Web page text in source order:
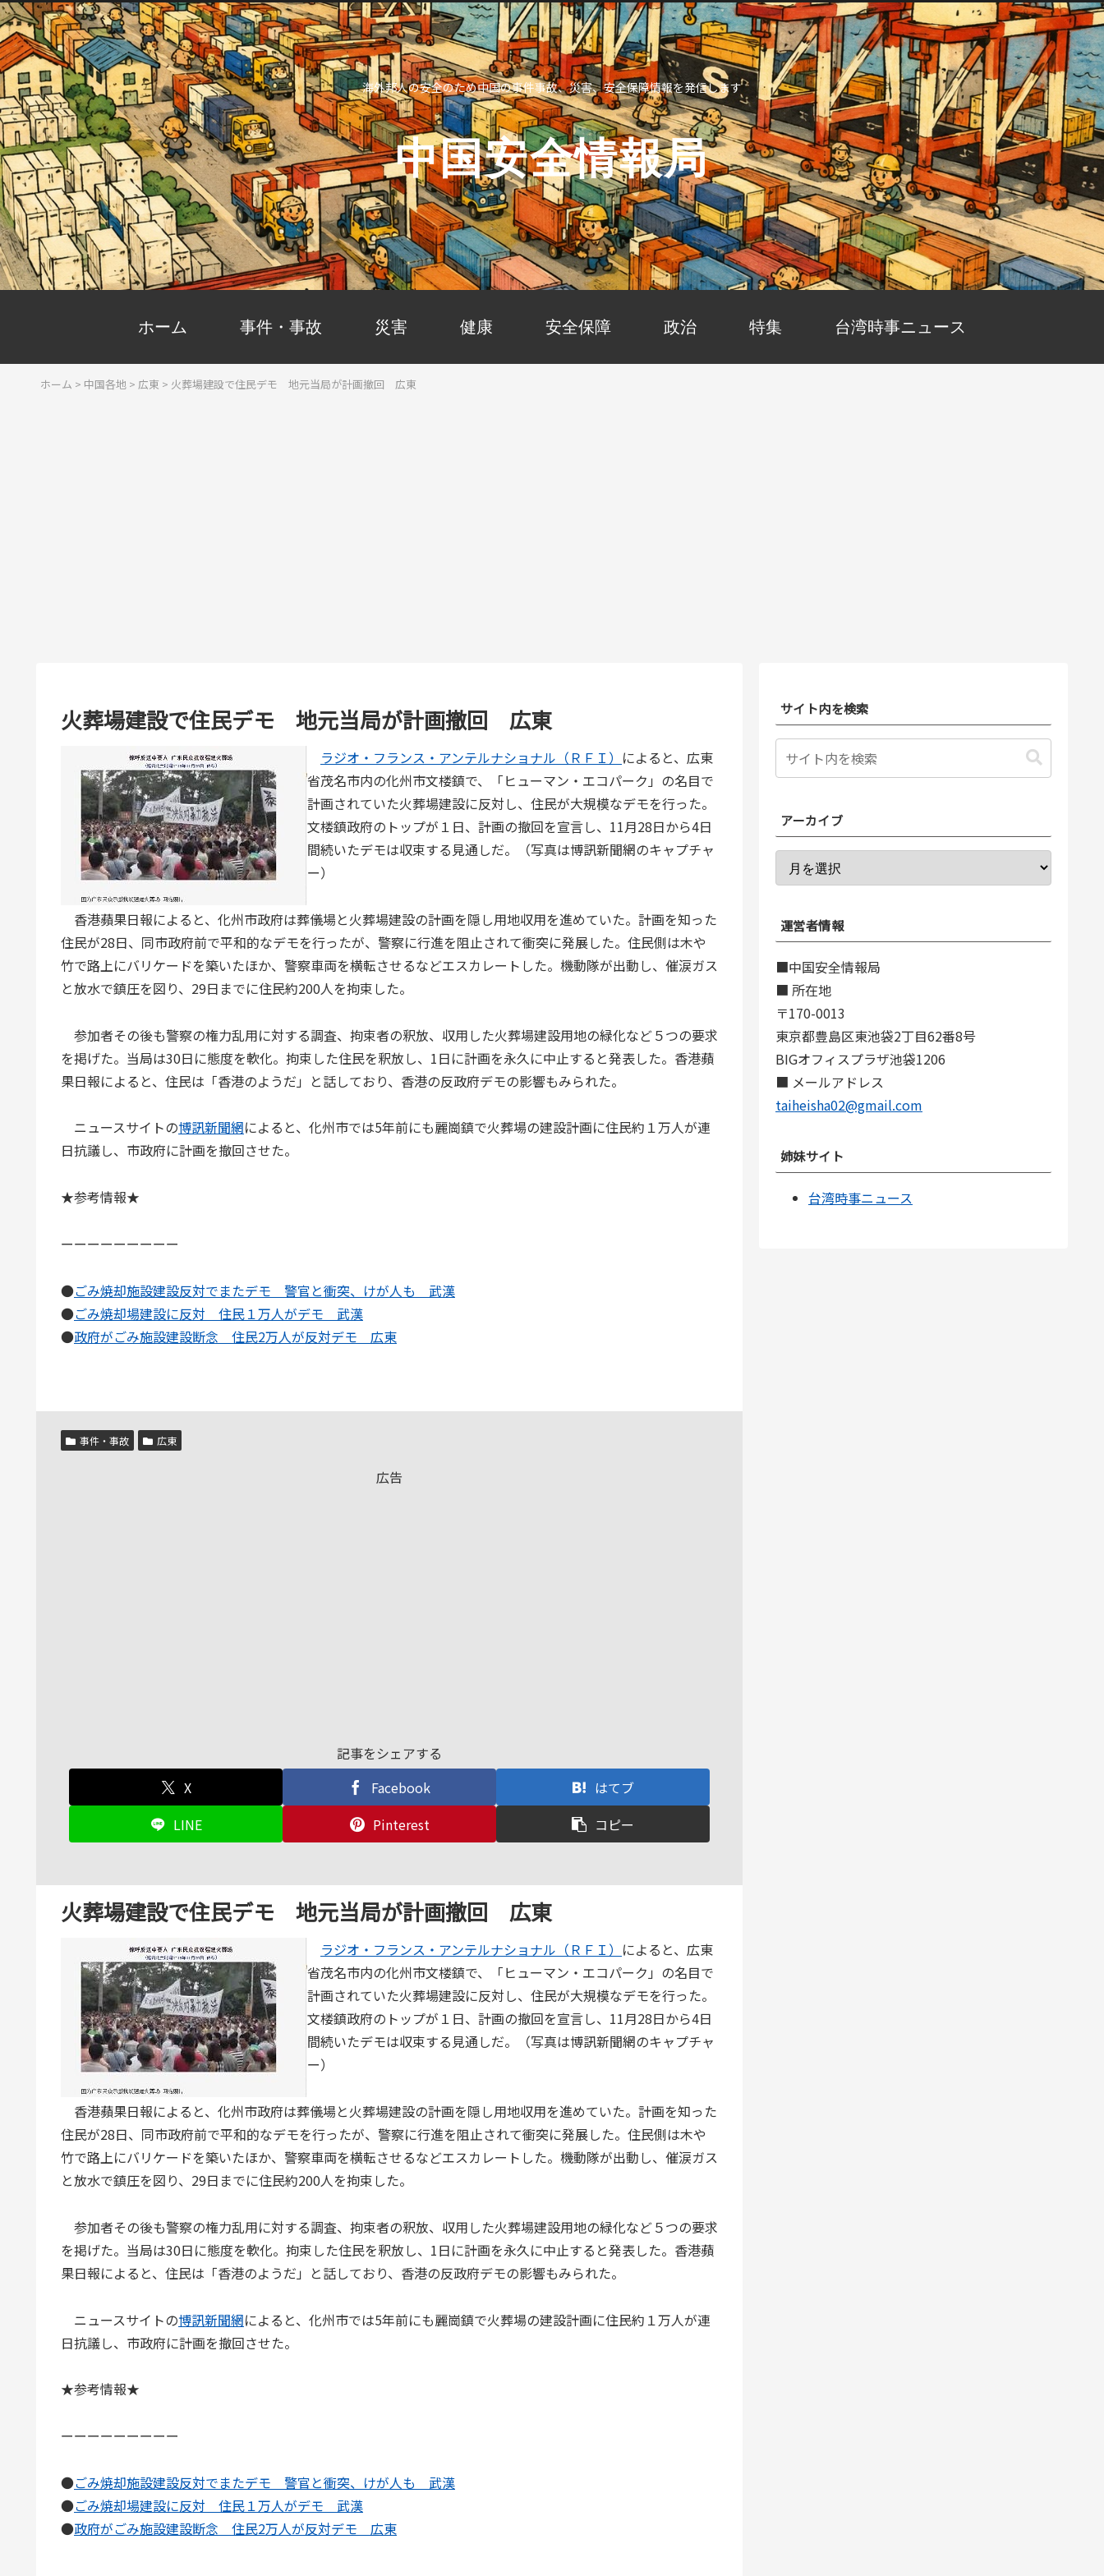
海外邦人の安全のため中国の事件事故、災害、安全保障情報を発信します
中国安全情報局
ホーム 事件・事故 災害 健康 安全保障 政治 特集 台湾時事ニュース
ホーム > 中国各地 >広東 > 火葬場建設で住民デモ 地元当局が計画撤回 広東
火葬場建設で住民デモ 地元当局が計画撤回 広東
ラジオ・フランス・アンテルナショナル（ＲＦＩ） によると、広東
省茂名市内の化州市文楼鎮で、「ヒューマン・エコパーク」の名目で
計画されていた火葬場建設に反対し、住民が大規模なデモを行った。
文楼鎮政府のトップが１日、計画の撤回を宣言し、11月28日から4日
間続いたデモは収束する見通しだ。（写真は博訊新聞網のキャプチャ
ー）
香港蘋果日報によると、化州市政府は葬儀場と火葬場建設の計画を隠し用地収用を進めていた。計画を知った
住民が28日、同市政府前で平和的なデモを行ったが、警察に行進を阻止されて衝突に発展した。住民側は木や
竹で路上にバリケードを築いたほか、警察車両を横転させるなどエスカレートした。機動隊が出動し、催涙ガス
と放水で鎮圧を図り、29日までに住民約200人を拘束した。
参加者その後も警察の権力乱用に対する調査、拘束者の釈放、収用した火葬場建設用地の緑化など５つの要求
を掲げた。当局は30日に態度を軟化。拘束した住民を釈放し、1日に計画を永久に中止すると発表した。香港蘋
果日報によると、住民は「香港のようだ」と話しており、香港の反政府デモの影響もみられた。
ニュースサイトの博訊新聞網によると、化州市では5年前にも麗崗鎮で火葬場の建設計画に住民約１万人が連
日抗議し、市政府に計画を撤回させた。
★参考情報★
ーーーーーーーーー
●ごみ焼却施設建設反対でまたデモ 警官と衝突、けが人も 武漢
●ごみ焼却場建設に反対 住民１万人がデモ 武漢
●政府がごみ施設建設断念 住民2万人が反対デモ 広東
事件・事故 広東
広告
記事をシェアする
X
Facebook
はてブ
LINE
Pinterest コピー
火葬場建設で住民デモ 地元当局が計画撤回 広東
ラジオ・フランス・アンテルナショナル（ＲＦＩ） によると、広東
省茂名市内の化州市文楼鎮で、「ヒューマン・エコパーク」の名目で
計画されていた火葬場建設に反対し、住民が大規模なデモを行った。
文楼鎮政府のトップが１日、計画の撤回を宣言し、11月28日から4日
間続いたデモは収束する見通しだ。（写真は博訊新聞網のキャプチャ
ー）
香港蘋果日報によると、化州市政府は葬儀場と火葬場建設の計画を隠し用地収用を進めていた。計画を知った
住民が28日、同市政府前で平和的なデモを行ったが、警察に行進を阻止されて衝突に発展した。住民側は木や
竹で路上にバリケードを築いたほか、警察車両を横転させるなどエスカレートした。機動隊が出動し、催涙ガス
と放水で鎮圧を図り、29日までに住民約200人を拘束した。
参加者その後も警察の権力乱用に対する調査、拘束者の釈放、収用した火葬場建設用地の緑化など５つの要求
を掲げた。当局は30日に態度を軟化。拘束した住民を釈放し、1日に計画を永久に中止すると発表した。香港蘋
果日報によると、住民は「香港のようだ」と話しており、香港の反政府デモの影響もみられた。
ニュースサイトの博訊新聞網によると、化州市では5年前にも麗崗鎮で火葬場の建設計画に住民約１万人が連
日抗議し、市政府に計画を撤回させた。
★参考情報★
ーーーーーーーーー
●ごみ焼却施設建設反対でまたデモ 警官と衝突、けが人も 武漢
●ごみ焼却場建設に反対 住民１万人がデモ 武漢
●政府がごみ施設建設断念 住民2万人が反対デモ 広東
サイト内を検索
アーカイブ
運営者情報
■中国安全情報局
■ 所在地
〒170-0013
東京都豊島区東池袋2丁目62番8号
BIGオフィスプラザ池袋1206
■ メールアドレス
taiheisha02@gmail.com
姉妹サイト
台湾時事ニュース